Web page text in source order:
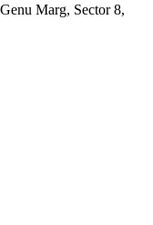
Marg, Sector 8,